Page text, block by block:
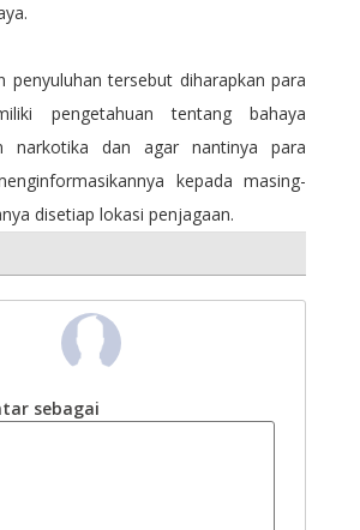
penyuluhan tersebut diharapkan para
pengetahuan tentang bahaya
narkotika dan agar nantinya para
kepada masing-
disetiap lokasi penjagaan.
sebagai